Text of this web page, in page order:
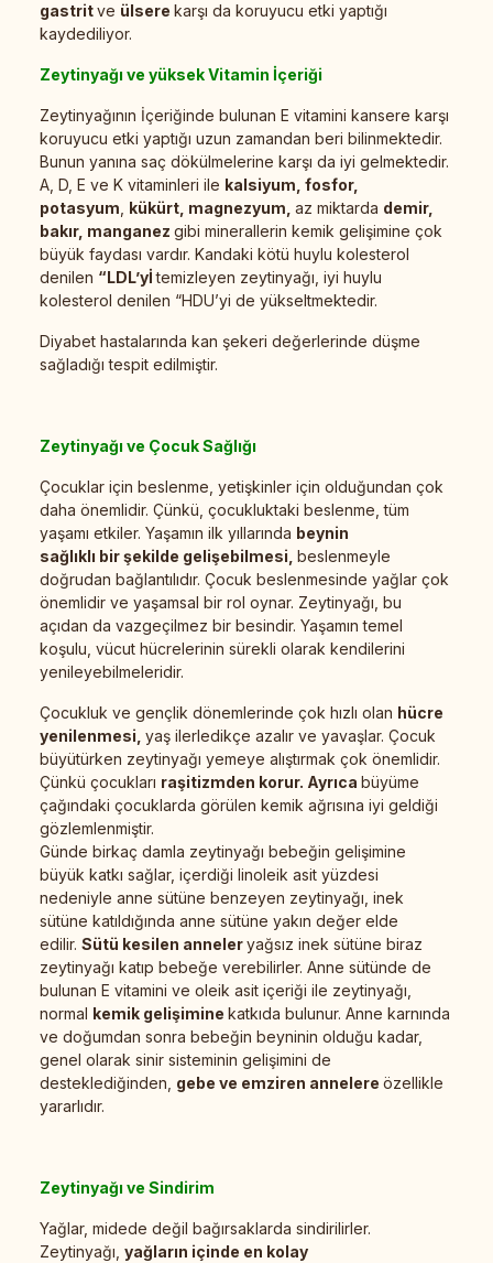
gastritve ülsere karşı da koruyucu etki yaptığı
kaydediliyor.
Zeytinyağı ve yüksek Vitamin İçeriği
Zeytinyağının İçeriğinde bulunan E vitamini kansere karşı
koruyucu etki yaptığı uzun zamandan beri bilinmektedir.
Bunun yanına saç dökülmelerine karşı da iyi gelmektedir.
A, D, E ve K vitaminleri ile kalsiyum, fosfor,
potasyum kükürt, magnezyum, az miktarda demir,
bakır, manganez gibi minerallerin kemik gelişimine çok
büyük faydası vardır. Kandaki kötü huylu kolesterol
denilen “LDL’yİtemizleyen zeytinyağı, iyi huylu
kolesterol denilen “HDU’yi de yükseltmektedir.
Diyabet hastalarında kan şekeri değerlerinde düşme
sağladığı tespit edilmiştir.
Zeytinyağı ve Çocuk Sağlığı
Çocuklar için beslenme, yetişkinler için olduğundan çok
daha önemlidir. Çünkü, çocukluktaki beslenme, tüm
yaşamı etkiler. Yaşamın ilk yıllarında beynin
sağlıklı bir şekilde gelişebilmesi, beslenmeyle
doğrudan bağlantılıdır. Çocuk beslenmesinde yağlar çok
önemlidir ve yaşamsal bir rol oynar. Zeytinyağı, bu
açıdan da vazgeçilmez bir besindir. Yaşamın temel
koşulu, vücut hücrelerinin sürekli olarak kendilerini
yenileyebilmeleridir.
Çocukluk ve gençlik dönemlerinde çok hızlı olan hücre
yenilenmesi, yaş ilerledikçe azalır ve yavaşlar. Çocuk
büyütürken zeytinyağı yemeye alıştırmak çok önemlidir.
Çünkü çocukları raşitizmden korur. Ayrıca büyüme
çağındaki çocuklarda görülen kemik ağrısına iyi geldiği
gözlemlenmiştir.
Günde birkaç damla zeytinyağı bebeğin gelişimine
büyük katkı sağlar, içerdiği linoleik asit yüzdesi
nedeniyle anne sütüne benzeyen zeytinyağı, inek
sütüne katıldığında anne sütüne yakın değer elde
edilir. Sütü kesilen anneleryağsız inek sütüne biraz
zeytinyağı katıp bebeğe verebilirler. Anne sütünde de
bulunan E vitamini ve oleik asit içeriği ile zeytinyağı,
normal kemik gelişimine katkıda bulunur. Anne karnında
ve doğumdan sonra bebeğin beyninin olduğu kadar,
genel olarak sinir sisteminin gelişimini de
desteklediğinden, gebe ve emziren annelere özellikle
yararlıdır.
Zeytinyağı ve Sindirim
Yağlar, midede değil bağırsaklarda sindirilirler.
Zeytinyağı, yağların içinde en kolay